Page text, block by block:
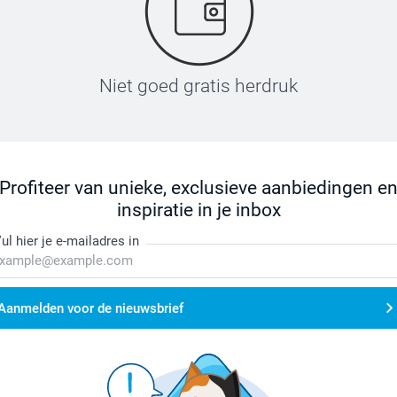
Niet goed gratis herdruk
Profiteer van unieke, exclusieve aanbiedingen en
inspiratie in je inbox
hier je e-mailadres in
voor de nieuwsbrief